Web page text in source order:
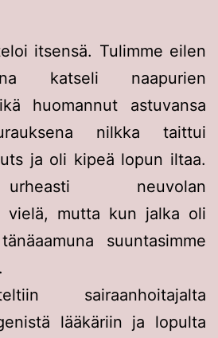
itsensä. Tulimme eilen
katseli naapurien
huomannut astuvansa
nilkka taittui
ja oli kipeä lopun iltaa.
neuvolan
vielä, mutta kun jalka oli
suuntasimme
sairaanhoitajalta
lääkäriin ja lopulta